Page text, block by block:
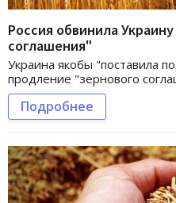
Россия обвинила
соглашения"
Украина якобы "поставила
продление "зернового
Подробнее